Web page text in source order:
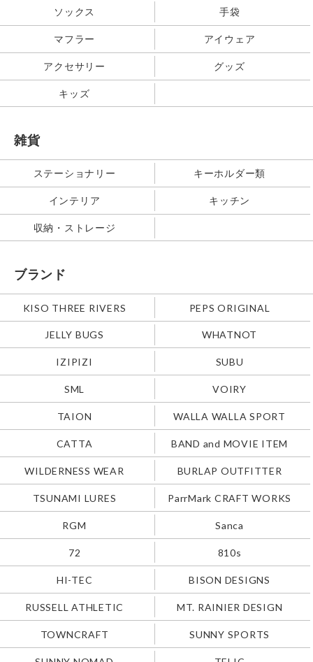
ソックス 手袋
マフラー アイウェア
アクセサリー グッズ
キッズ
雑貨
ステーショナリー キーホルダー類
インテリア キッチン
収納・ストレージ
ブランド
KISO THREE RIVERS PEPS ORIGINAL
JELLY BUGS WHATNOT
IZIPIZI SUBU
SML VOIRY
TAION WALLA WALLA SPORT
CATTA BAND and MOVIE ITEM
WILDERNESS WEAR BURLAP OUTFITTER
TSUNAMI LURES ParrMark CRAFT WORKS
RGM Sanca
72 810s
HI-TEC BISON DESIGNS
RUSSELL ATHLETIC MT. RAINIER DESIGN
TOWNCRAFT SUNNY SPORTS